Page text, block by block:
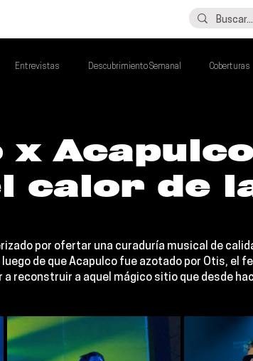
Entrevistas Descubrimiento Semanal Coberturas
Talento Mexa Semanal Álbumes de la Semana
Acapulco
calor de
por ofertar una curaduría musical de
de que Acapulco fue azotado por Otis, el
reconstruir a aquel mágico sitio que desde